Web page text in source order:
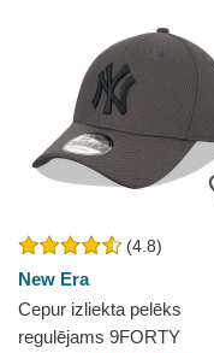
(4.8)
New Era
Cepur izliekta pelēks
regulējams 9FORTY